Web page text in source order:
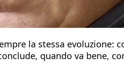
la stessa evoluzione:
quando va bene,